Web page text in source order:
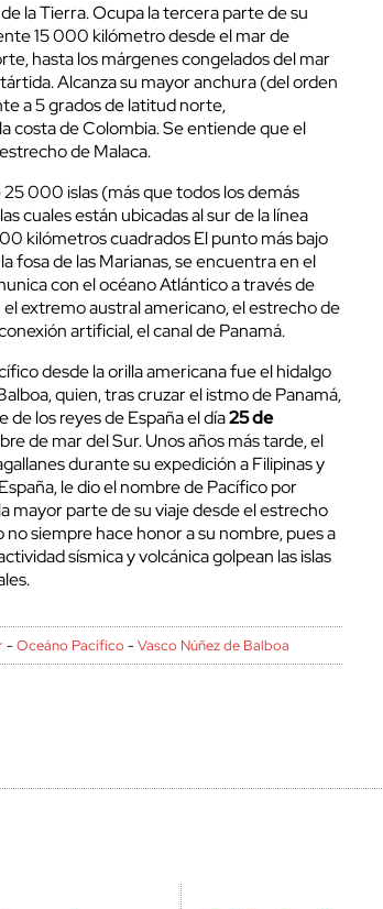
la Tierra. Ocupa la tercera parte de su
15 000 kilómetro desde el mar de
hasta los márgenes congelados del mar
Alcanza su mayor anchura (del orden
a 5 grados de latitud norte,
costa de Colombia. Se entiende que el
de Malaca.
000 islas (más que todos los demás
cuales están ubicadas al sur de la línea
kilómetros cuadrados El punto más bajo
fosa de las Marianas, se encuentra en el
con el océano Atlántico a través de
extremo austral americano, el estrecho de
artificial, el canal de Panamá.
desde la orilla americana fue el hidalgo
quien, tras cruzar el istmo de Panamá,
de los reyes de España el día25 de
de mar del Sur. Unos años más tarde, el
durante su expedición a Filipinas y
le dio el nombre de Pacífico por
mayor parte de su viaje desde el estrecho
siempre hace honor a su nombre, pues a
sísmica y volcánica golpean las islas
-Oceáno Pacífico -Vasco Núñez de Balboa